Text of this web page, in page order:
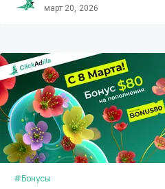
март 20, 2026
#Бонусы